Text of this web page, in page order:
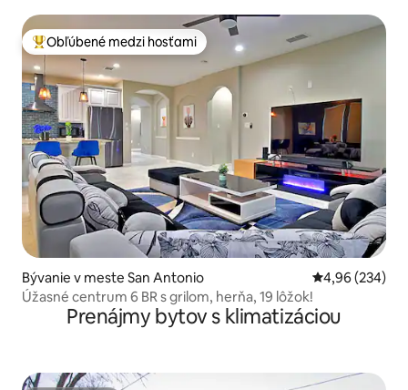
Najobľúbenejšie medzi hosťami
Obľúbené medzi hosťami
Bývanie v meste San Antonio Priemerné
4,96 (234)
Úžasné centrum 6 BR s grilom, herňa, 19 lôžok!
Prenájmy bytov s klimatizáciou